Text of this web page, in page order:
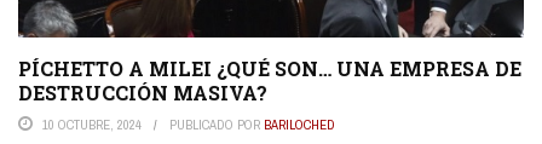
PÍCHETTO A MILEI ¿QUÉ SON… UNA EMPRESA DE
DESTRUCCIÓN MASIVA?
10 OCTUBRE, 2024 PUBLICADO POR BARILOCHED